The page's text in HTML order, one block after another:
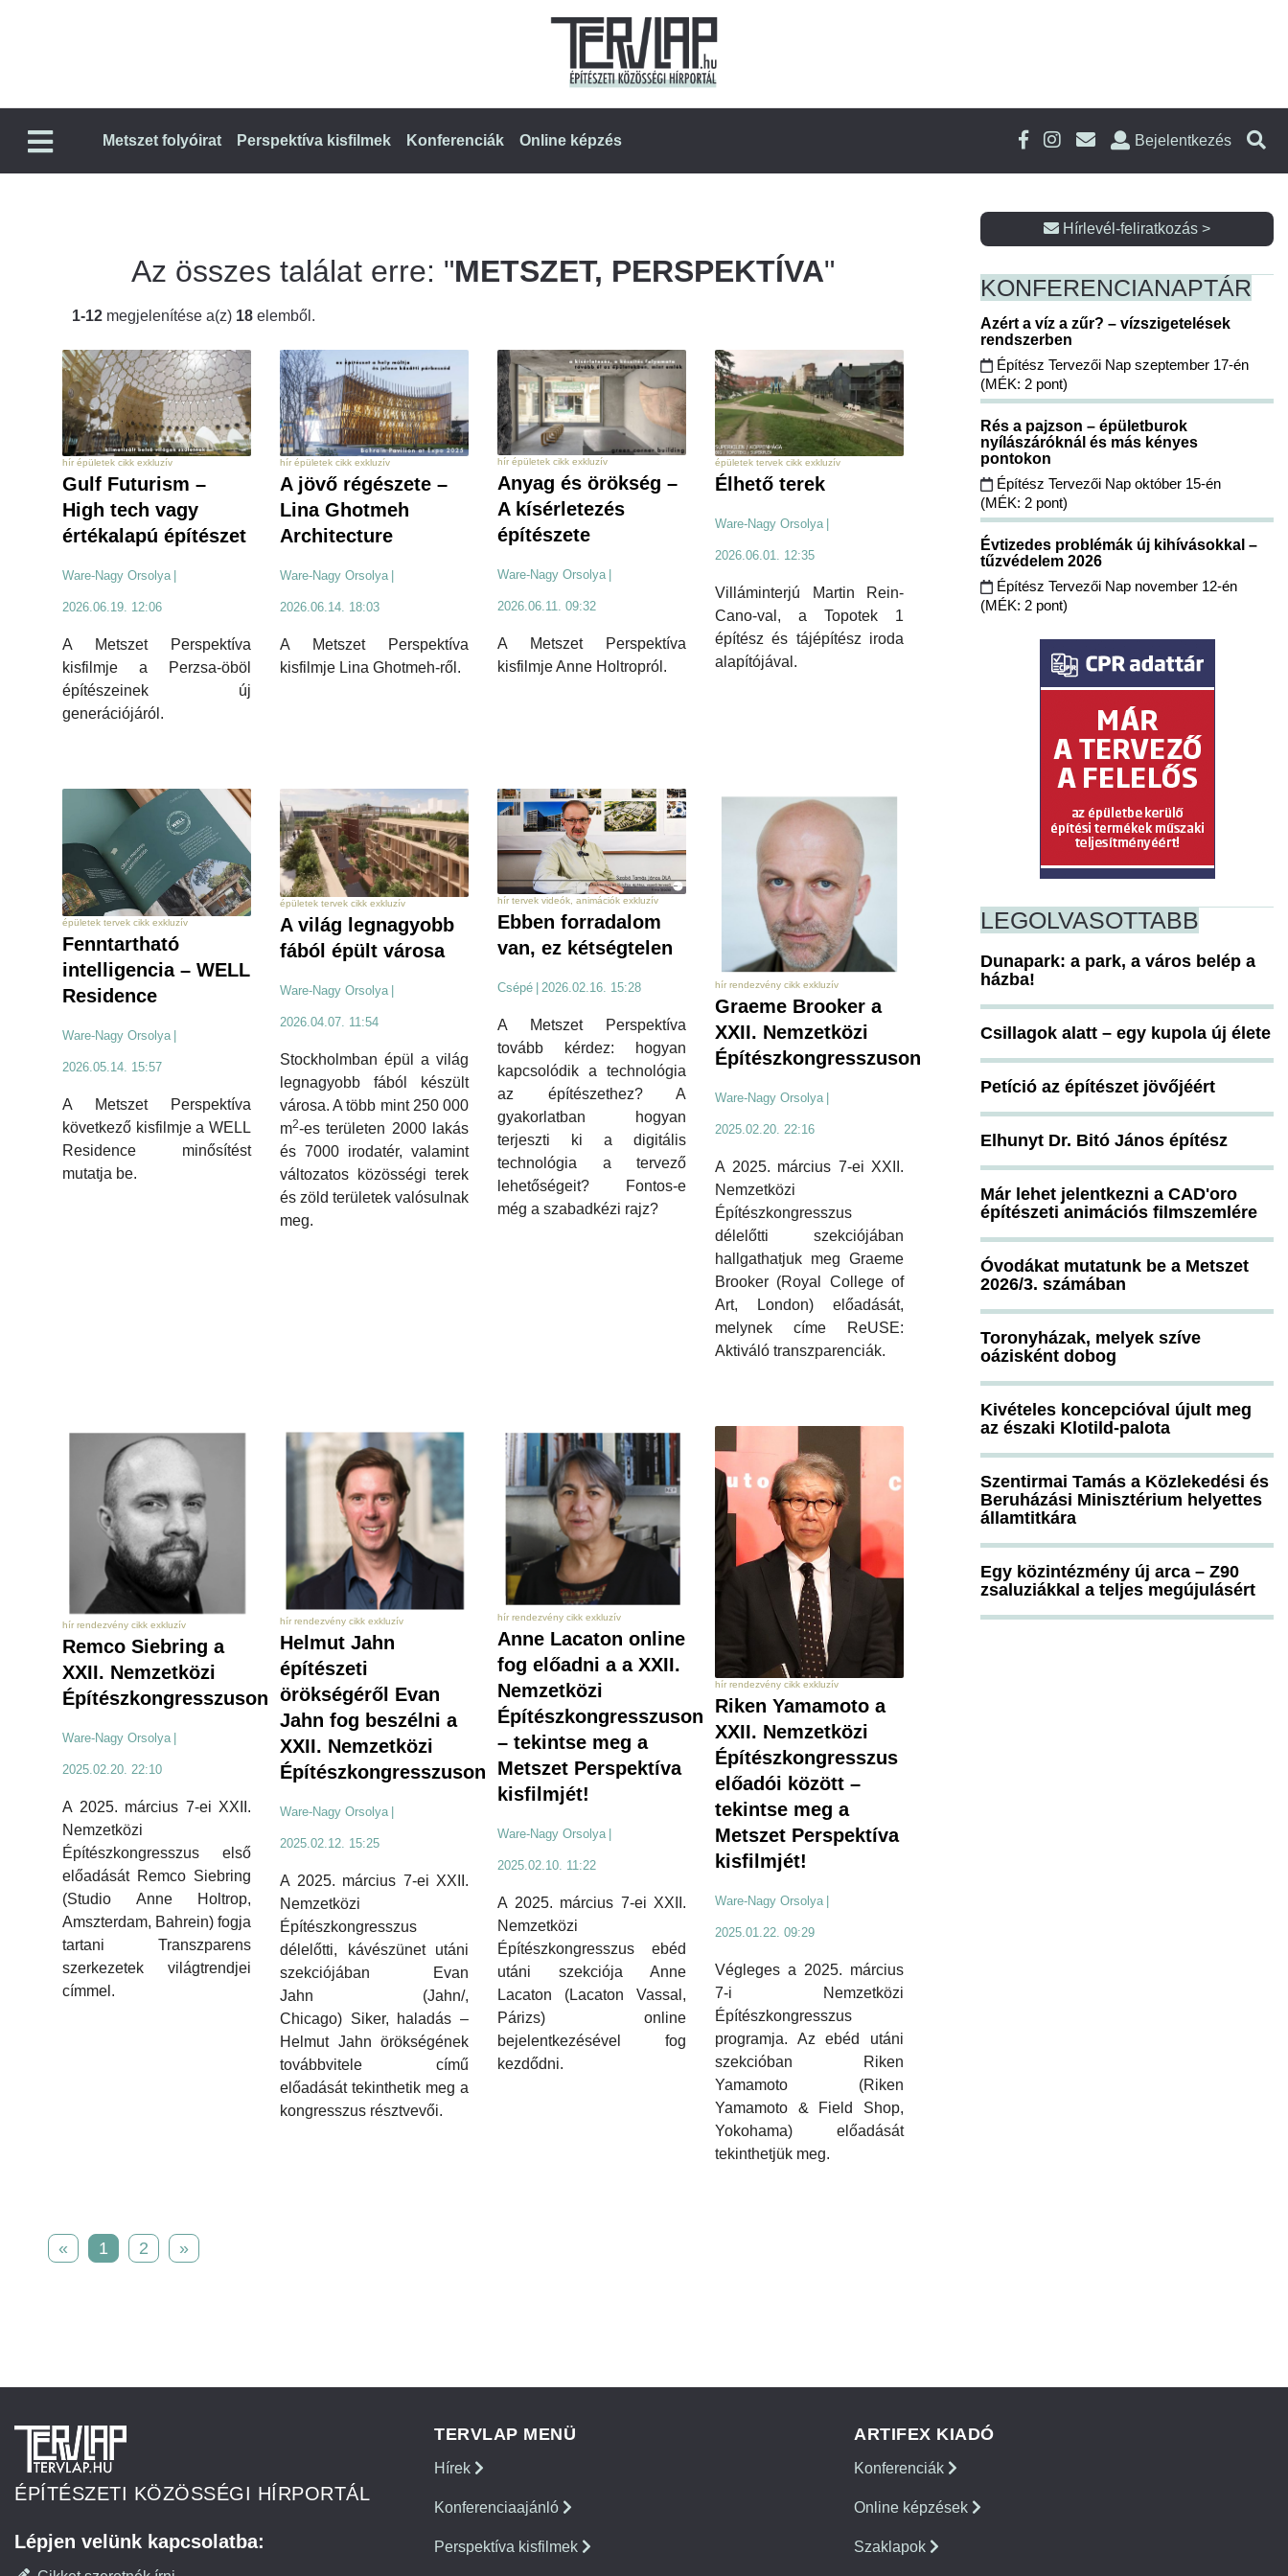
Metszet folyóirat Perspektíva kisfilmek Konferenciák Online képzés Bejelentkezés
Az összes találat erre: "METSZET, PERSPEKTÍVA"
1-12 megjelenítése a(z) 18 elemből.
hír épületek cikk exkluzív
Gulf Futurism –
High tech vagy
értékalapú építészet
Ware-Nagy Orsolya |
2026.06.19. 12:06
A Metszet Perspektíva
kisfilmje a Perzsa-öböl
építészeinek új
generációjáról.
hír épületek cikk exkluzív
A jövő régészete –
Lina Ghotmeh
Architecture
Ware-Nagy Orsolya |
2026.06.14. 18:03
A Metszet Perspektíva
kisfilmje Lina Ghotmeh-ről.
hír épületek cikk exkluzív
Anyag és örökség –
A kísérletezés
építészete
Ware-Nagy Orsolya
2026.06.11. 09:32
A Metszet Perspektíva
kisfilmje Anne Holtropról.
épületek tervek cikk exkluzív
Élhető terek
Ware-Nagy Orsolya |
2026.06.01. 12:35
Villáminterjú Martin Rein-
Cano-val, a Topotek 1
építész és tájépítész iroda
alapítójával.
épületek tervek cikk exkluzív
Fenntartható
intelligencia – WELL
Residence
Ware-Nagy Orsolya |
2026.05.14. 15:57
A Metszet Perspektíva
következő kisfilmje a WELL
Residence minősítést
mutatja be.
épületek tervek cikk exkluzív
A világ legnagyobb
fából épült városa
Ware-Nagy Orsolya
2026.04.07. 11:54
Stockholmban épül a világ
legnagyobb fából készült
városa. A több mint 250 000
m2-es területen 2000 lakás
és 7000 irodatér, valamint
változatos közösségi terek
és zöld területek valósulnak
meg.
hír tervek videók, animációk exkluzív
Ebben forradalom
van, ez kétségtelen
Csépé 2026.02.16. 15:28
A Metszet Perspektíva
tovább kérdez: hogyan
kapcsolódik a technológia
az építészethez? A
gyakorlatban hogyan
terjeszti ki a digitális
technológia a tervező
lehetőségeit? Fontos-e
még a szabadkézi rajz?
hír rendezvény cikk exkluzív
Graeme Brooker a
XXII. Nemzetközi
Építészkongresszuson
Ware-Nagy Orsolya |
2025.02.20. 22:16
A 2025. március 7-ei XXII.
Nemzetközi
Építészkongresszus
délelőtti szekciójában
hallgathatjuk meg Graeme
Brooker (Royal College of
Art, London) előadását,
melynek címe ReUSE:
Aktiváló transzparenciák.
hír rendezvény cikk exkluzív
Remco Siebring a
XXII. Nemzetközi
Építészkongresszuson
Ware-Nagy Orsolya
2025.02.20. 22:10
A 2025. március 7-ei XXII.
Nemzetközi
Építészkongresszus első
előadását Remco Siebring
(Studio Anne Holtrop,
Amszterdam, Bahrein) fogja
tartani Transzparens
szerkezetek világtrendjei
címmel.
hír rendezvény cikk exkluzív
Helmut Jahn
építészeti
örökségéről Evan
Jahn fog beszélni a
XXII. Nemzetközi
Építészkongresszuson
Ware-Nagy Orsolya
2025.02.12. 15:25
A 2025. március 7-ei XXII.
Nemzetközi
Építészkongresszus
délelőtti, kávészünet utáni
szekciójában Evan
Jahn (Jahn/,
Chicago) Siker, haladás –
Helmut Jahn örökségének
továbbvitele című
előadását tekinthetik meg a
kongresszus résztvevői.
hír rendezvény cikk exkluzív
Anne Lacaton online
fog előadni a a XXII.
Nemzetközi
Építészkongresszuson
– tekintse meg a
Metszet Perspektíva
kisfilmjét!
Ware-Nagy Orsolya
2025.02.10. 11:22
A 2025. március 7-ei XXII.
Nemzetközi
Építészkongresszus ebéd
utáni szekciója Anne
Lacaton (Lacaton Vassal,
Párizs) online
bejelentkezésével fog
kezdődni.
hír rendezvény cikk exkluzív
Riken Yamamoto a
XXII. Nemzetközi
Építészkongresszus
előadói között –
tekintse meg a
Metszet Perspektíva
kisfilmjét!
Ware-Nagy Orsolya
2025.01.22. 09:29
Végleges a 2025. március
7-i Nemzetközi
Építészkongresszus
programja. Az ebéd utáni
szekcióban Riken
Yamamoto (Riken
Yamamoto & Field Shop,
Yokohama) előadását
tekinthetjük meg.
« 1 2 »
Hírlevél-feliratkozás >
KONFERENCIANAPTÁR
Azért a víz a zűr? – vízszigetelések
rendszerben
Építész Tervezői Nap szeptember 17-én
(MÉK: 2 pont)
Rés a pajzson – épületburok
nyílászáróknál és más kényes
pontokon
Építész Tervezői Nap október 15-én
(MÉK: 2 pont)
Évtizedes problémák új kihívásokkal –
tűzvédelem 2026
Építész Tervezői Nap november 12-én
(MÉK: 2 pont)
LEGOLVASOTTABB
Dunapark: a park, a város belép a
házba!
Csillagok alatt – egy kupola új élete
Petíció az építészet jövőjéért
Elhunyt Dr. Bitó János építész
Már lehet jelentkezni a CAD'oro
építészeti animációs filmszemlére
Óvodákat mutatunk be a Metszet
2026/3. számában
Toronyházak, melyek szíve
oázisként dobog
Kivételes koncepcióval újult meg
az északi Klotild-palota
Szentirmai Tamás a Közlekedési és
Beruházási Minisztérium helyettes
államtitkára
Egy közintézmény új arca – Z90
zsaluziákkal a teljes megújulásért
ÉPÍTÉSZETI KÖZÖSSÉGI HÍRPORTÁL
Lépjen velünk kapcsolatba:
TERVLAP MENÜ
Hírek
Konferenciaajánló
Perspektíva kisfilmek
ARTIFEX KIADÓ
Konferenciák
Online képzések
Szaklapok